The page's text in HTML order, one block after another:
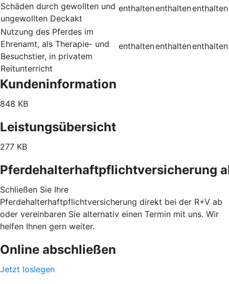
Schäden durch gewollten und
ungewollten Deckakt
enthaltenenthaltenenthalten
Nutzung des Pferdes im
Ehrenamt, als Therapie- und
Besuchstier, in privatem
Reitunterricht
enthaltenenthaltenenthalten
Kundeninformation
848 KB
Leistungsübersicht
277 KB
Pferdehalterhaftpflichtversicherung
Schließen Sie Ihre
Pferdehalterhaftpflichtversicherung direkt bei der R+V ab
oder vereinbaren Sie alternativ einen Termin mit uns. Wir
helfen Ihnen gern weiter.
Online abschließen
Jetzt loslegen